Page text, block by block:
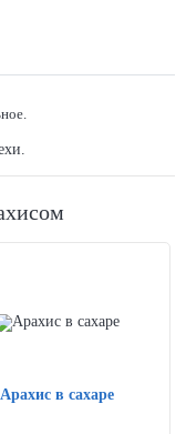
.
Арахис в сахаре